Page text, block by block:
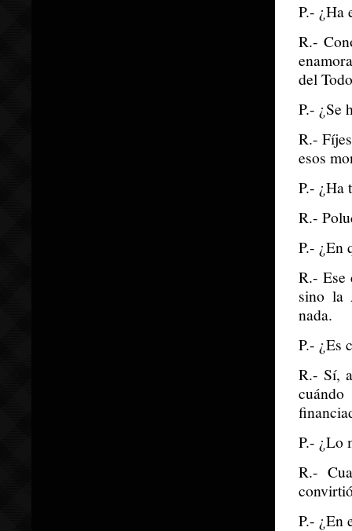
P.- ¿Ha
R.-
del
P.- ¿Se
R.-
esos
P.- ¿Ha
R.-
P.- ¿En
R.- Ese
sino la
nada.
P.- ¿Es
R.- Sí,
P.- ¿Lo
R.-
P.- ¿En